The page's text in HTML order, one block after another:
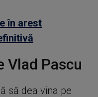
în arest
Vlad Pascu
să dea vina pe